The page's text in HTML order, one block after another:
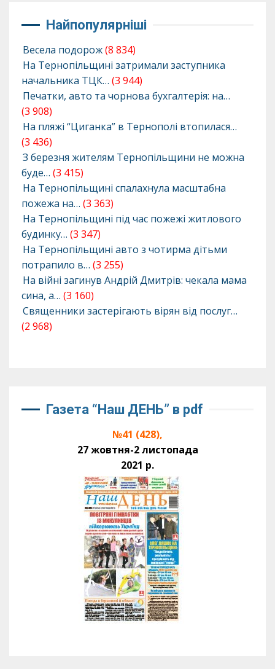
Найпопулярніші
Весела подорож(8 834)
На Тернопільщині затримали заступника
начальника ТЦК… (3 944)
Печатки, авто та чорнова бухгалтерія: на…
(3 908)
На пляжі “Циганка” в Тернополі втопилася…
(3 436)
З березня жителям Тернопільщини не можна
буде… (3 415)
На Тернопільщині спалахнула масштабна
пожежа на… (3 363)
На Тернопільщині під час пожежі житлового
будинку… (3 347)
На Тернопільщині авто з чотирма дітьми
потрапило в… (3 255)
На війні загинув Андрій Дмитрів: чекала мама
сина, а… (3 160)
Священники застерігають вірян від послуг…
(2 968)
Газета “Наш ДЕНЬ” в pdf
№41 (428),
27 жовтня-2 листопада
2021 р.